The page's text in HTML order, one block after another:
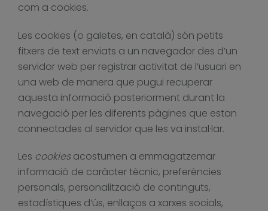
com a cookies.
Les cookies (o galetes, en català) són petits
fitxers de text enviats a un navegador des d’un
servidor web per registrar activitat de l’usuari en
una web de manera que pugui recuperar
aquesta informació posteriorment durant la
navegació per les diferents pàgines que estan
connectades al servidor que les va instal·lar.
Les cookiesacostumen a emmagatzemar
informació de caràcter tècnic, preferències
personals, personalització de continguts,
estadístiques d’ús, enllaços a xarxes socials,